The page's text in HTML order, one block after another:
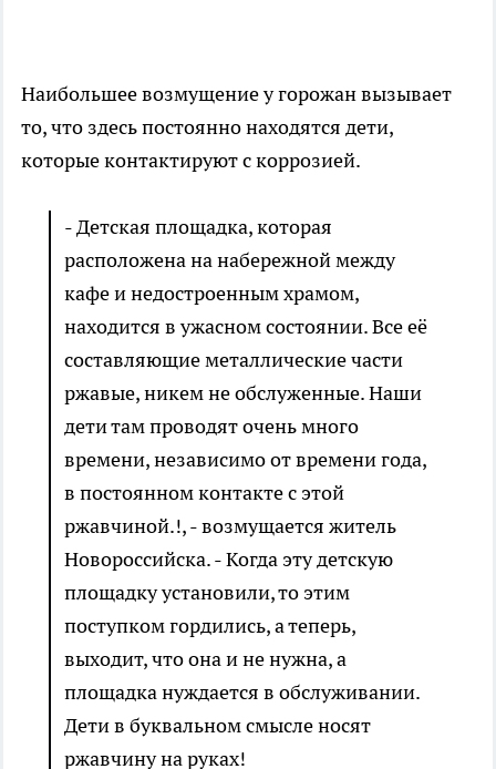
Наибольшее возмущение у горожан вызывает
то, что здесь постоянно находятся дети,
которые контактируют с коррозией.
- Детская площадка, которая
расположена на набережной между
кафе и недостроенным храмом,
находится в ужасном состоянии. Все её
составляющие металлические части
ржавые, никем не обслуженные. Наши
дети там проводят очень много
времени, независимо от времени года,
в постоянном контакте с этой
ржавчиной.!, - возмущается житель
Новороссийска. - Когда эту детскую
площадку установили, то этим
поступком гордились, а теперь,
выходит, что она и не нужна, а
площадка нуждается в обслуживании.
Дети в буквальном смысле носят
ржавчину на руках!